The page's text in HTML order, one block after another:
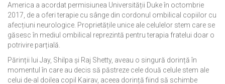
America a acordat permisiunea Universității Duke în octombrie
2017, de a oferi terapie cu sânge din cordonul ombilical copiilor cu
afecțiuni neurologice. Proprietățile unice ale celulelor stem care se
găsesc în mediul ombilical reprezintă pentru terapia fratelui doar o
potrivire parțială.
Părinții lui Jay, Shilpa și Raj Shetty, aveau o singură dorință în
momentul în care au decis să păstreze cele două celule stem ale
celui de-al doilea copil Kairav, aceea dorință fiind să schimbe